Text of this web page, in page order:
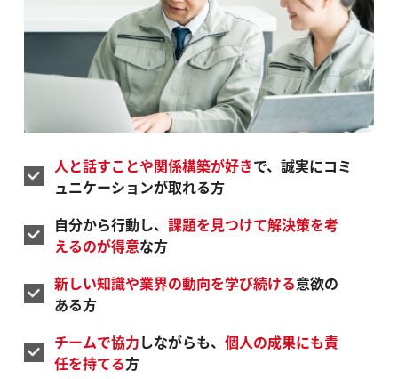
人と話すことや関係構築が好きで、誠実にコミ
ュニケーションが取れる方
自分から行動し、 課題を見つけて解決策を考
えるのが得意な方
新しい知識や業界の動向を学び続ける意欲の
ある方
チームで協力しながらも、 個人の成果にも責
任を持てる方